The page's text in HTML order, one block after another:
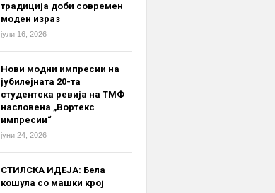
традиција доби современ
моден израз
јули 16, 2026
Нови модни импресии на
јубилејната 20-та
студентска ревија на ТМФ
насловена „Вортекс
импресии“
јуни 24, 2026
СТИЛСКА ИДЕЈА: Бела
кошула со машки крој